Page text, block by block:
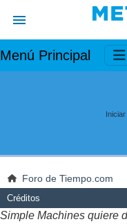
Menú Principal
Foro de Tiempo.com
Créditos
Simple Machines quiere